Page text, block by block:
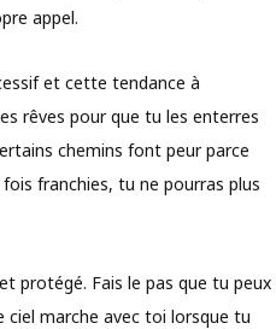
appel.
et cette tendance à
rêves pour que tu les enterres
chemins font peur parce
fois franchies, tu ne pourras plus
protégé. Fais le pas que tu peux
ciel marche avec toi lorsque tu